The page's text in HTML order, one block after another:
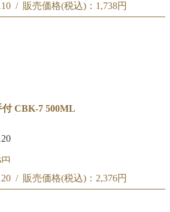
カー取手付 300ML CBK-7
/ 販売価格(税込)： 1,738円
300ML CBK-7
CBK-7 500ML
カー取手付 500ML CBK-7
/ 販売価格(税込)： 2,376円
500ML CBK-7